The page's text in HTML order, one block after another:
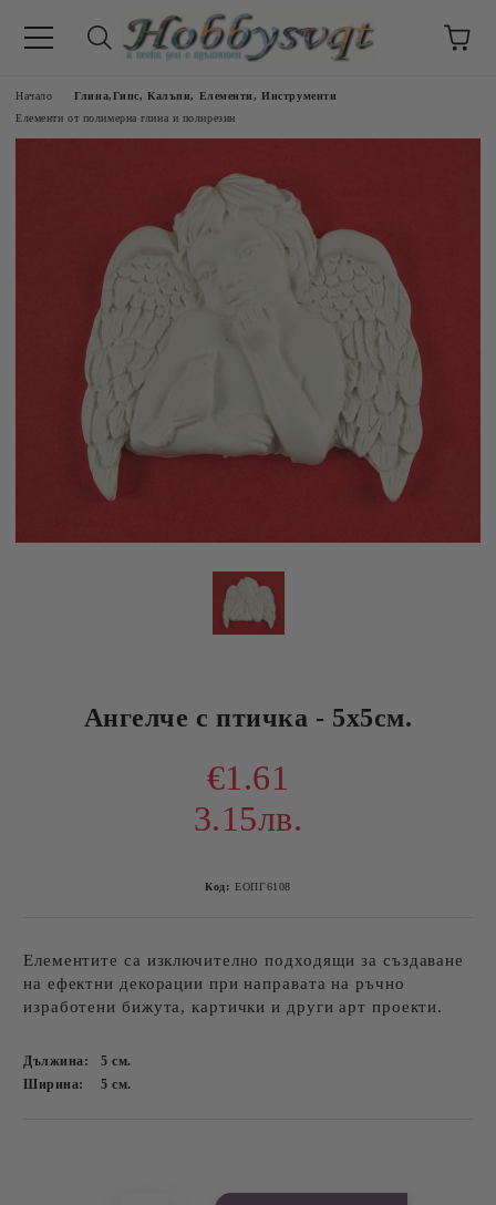
Начало
Глина,Гипс, Калъпи, Елементи, Инструменти
Елементи от полимерна глина и полирезин
Ангелче с птичка - 5х5см.
€1.61
3.15лв.
Код: ЕОПГ6108
Елементите са изключително подходящи за създаване
на ефектни декорации при направата на ръчно
изработени бижута, картички и други арт проекти.
Дължина: 5см.
Ширина:
5см.